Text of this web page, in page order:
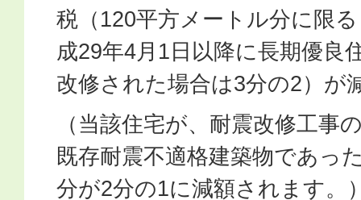
税（120平方メートル分に限
成29年4月1日以降に長期優良
改修された場合は3分の2）が
（当該住宅が、耐震改修工事
既存耐震不適格建築物であっ
分が2分の1に減額されます。